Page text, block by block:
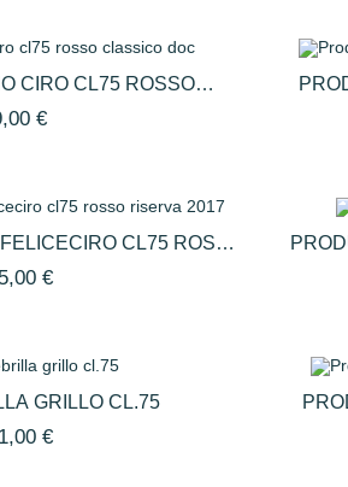
CIRO CL75 ROSSO
DOC
€
CL75 ROSSO
2017
€
GRILLO CL.75
€